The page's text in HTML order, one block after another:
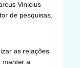
Vinicius
de pesquisas,
as relações
manter a